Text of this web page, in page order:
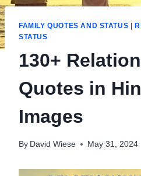
FAMILY QUOTES AND STATUS |
STATUS
130+
Quotes in
Images
By David Wiese May 31, 2024